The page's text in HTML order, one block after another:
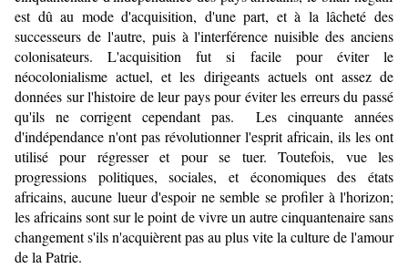
est dû au mode d'acquisition, d'une part, et à la lâcheté des
successeurs de l'autre, puis à l'interférence nuisible des anciens
colonisateurs. L'acquisition fut si facile pour éviter le
néocolonialisme actuel, et les dirigeants actuels ont assez de
données sur l'histoire de leur pays pour éviter les erreurs du passé
qu'ils ne corrigent cependant pas. Les cinquante années
d'indépendance n'ont pas révolutionner l'esprit africain, ils les ont
utilisé pour régresser et pour se tuer. Toutefois, vue les
progressions politiques, sociales, et économiques des états
africains, aucune lueur d'espoir ne semble se profiler à l'horizon;
les africains sont sur le point de vivre un autre cinquantenaire sans
changement s'ils n'acquièrent pas au plus vite la culture de l'amour
de la Patrie.